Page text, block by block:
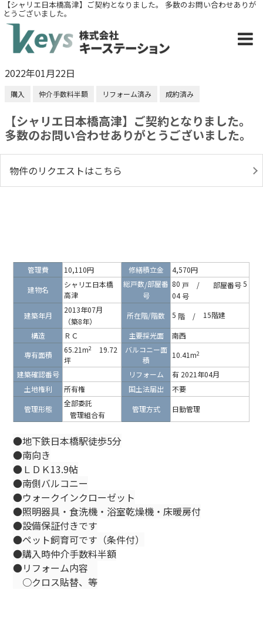
【シャリエ日本橋高津】ご契約となりました。 多数のお問い合わせありが
とうございました。
2022年01月22日
購入 仲介手数料半額 リフォーム済み 成約済み
【シャリエ日本橋高津】ご契約となりました。
多数のお問い合わせありがとうございました。
物件のリクエストはこちら
管理費 10,110円 修繕積立金
4,570円
建物名
シャリエ日本橋
高津
総戸数/部屋番
号
80戸 / 部屋番号5
04号
建築年月
2013年07月
（築8年）
所在階/階数 5 階 / 15階建
構造 ＲＣ 主要採光面
南西
専有面積
65.21m2
19.72
坪
バルコニー面
積
10.41m2
建築確認番号 リフォーム
有 2021年04月
土地権利
所有権 国土法届出
不要
管理形態
全部委託
管理組合有
管理方式 日勤管理
●地下鉄日本橋駅徒歩5分
●南向き
●ＬＤＫ13.9帖
●南側バルコニー
●ウォークインクローゼット
●照明器具・食洗機・浴室乾燥機・床暖房付
●設備保証付きです
●ペット飼育可です（条件付）
●購入時仲介手数料半額
●リフォーム内容
○クロス貼替、等